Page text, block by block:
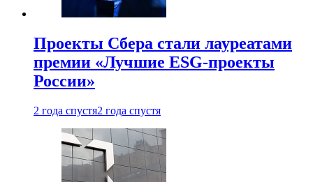
Проекты Сбера стали лауреатами
премии «Лучшие ESG-проекты
России»
2 года спустя2 года спустя